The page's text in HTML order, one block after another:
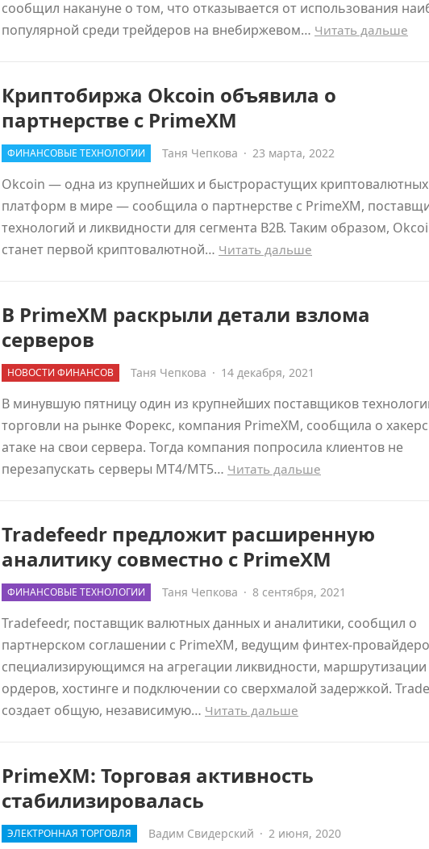
сообщил накануне о том, что отказывается от использования
популярной среди трейдеров на внебиржевом… Читать дальше
Криптобиржа Okcoin объявила о
партнерстве с PrimeXM
ФИНАНСОВЫЕ ТЕХНОЛОГИИ Таня Чепкова · 23 марта, 2022
Okcoin — одна из крупнейших и быстрорастущих криптовалютных
платформ в мире — сообщила о партнерстве с PrimeXM,
технологий и ликвидности для сегмента В2В. Таким образом,
станет первой криптовалютной… Читать дальше
В PrimeXM раскрыли детали взлома
серверов
НОВОСТИ ФИНАНСОВ Таня Чепкова · 14 декабря, 2021
В минувшую пятницу один из крупнейших поставщиков
торговли на рынке Форекс, компания PrimeXM, сообщила о
атаке на свои сервера. Тогда компания попросила клиентов не
перезапускать серверы MT4/MT5… Читать дальше
Tradefeedr предложит расширенную
аналитику совместно с PrimeXM
ФИНАНСОВЫЕ ТЕХНОЛОГИИ Таня Чепкова · 8 сентября, 2021
Tradefeedr, поставщик валютных данных и аналитики, сообщил о
партнерском соглашении с PrimeXM, ведущим финтех-
специализирующимся на агрегации ликвидности, маршрутизации
ордеров, хостинге и подключении со сверхмалой задержкой.
создает общую, независимую… Читать дальше
PrimeXM: Торговая активность
стабилизировалась
ЭЛЕКТРОННАЯ ТОРГОВЛЯ Вадим Свидерский · 2 июня, 2020